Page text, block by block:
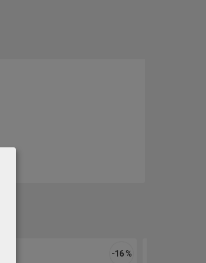
-16 %